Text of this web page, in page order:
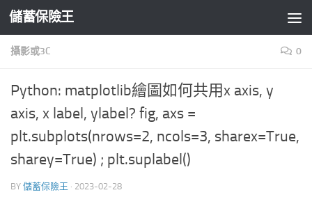
Skip to content
儲蓄保險王
攝影或3C 0
Python: matplotlib繪圖如何共用x axis, y
axis, x label, ylabel? fig, axs =
plt.subplots(nrows=2, ncols=3, sharex=True,
sharey=True) ; plt.suplabel()
BY 儲蓄保險王 · 2023-02-28